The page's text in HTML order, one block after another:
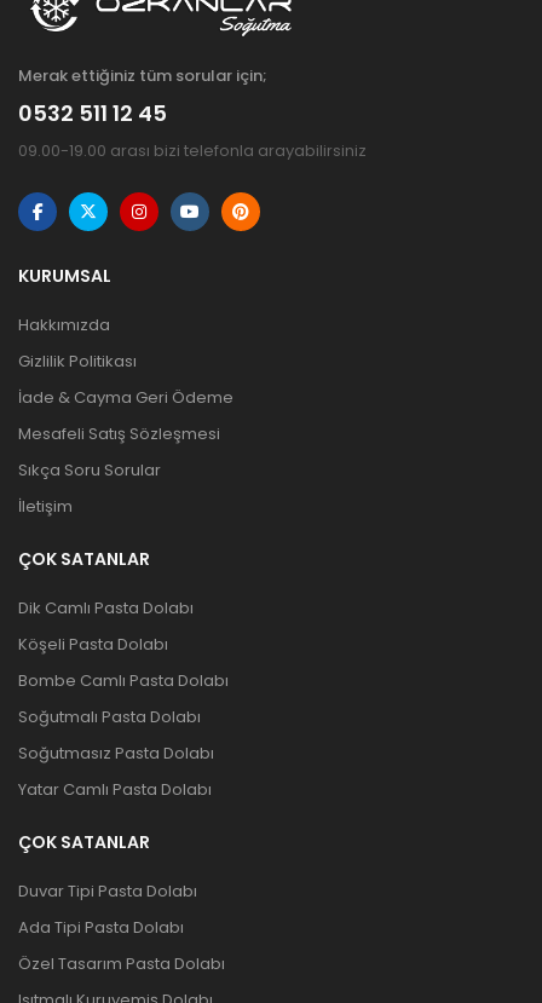
Merak ettiğiniz tüm sorular için;
0532 511 12 45
09.00-19.00 arası bizi telefonla arayabilirsiniz
KURUMSAL
Hakkımızda
Gizlilik Politikası
İade & Cayma Geri Ödeme
Mesafeli Satış Sözleşmesi
Sıkça Soru Sorular
İletişim
ÇOK SATANLAR
Dik Camlı Pasta Dolabı
Köşeli Pasta Dolabı
Bombe Camlı Pasta Dolabı
Soğutmalı Pasta Dolabı
Soğutmasız Pasta Dolabı
Yatar Camlı Pasta Dolabı
ÇOK SATANLAR
Duvar Tipi Pasta Dolabı
Ada Tipi Pasta Dolabı
Özel Tasarım Pasta Dolabı